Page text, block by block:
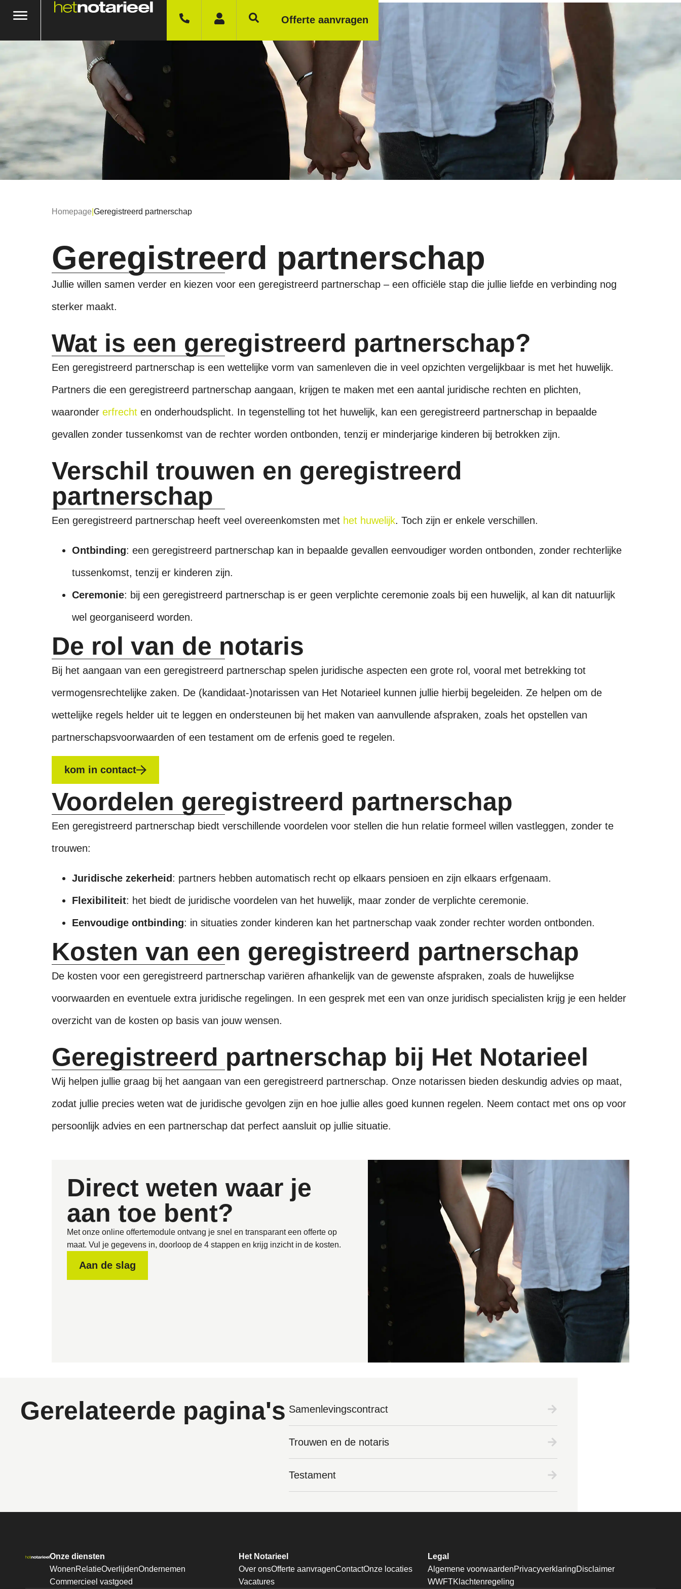
Offerte aanvragen
Homepage Geregistreerd partnerschap
Geregistreerd partnerschap
Jullie willen samen verder en kiezen voor een geregistreerd partnerschap – een officiële stap die jullie liefde en verbinding nog
sterker maakt.
Wat is een geregistreerd partnerschap?
Een geregistreerd partnerschap is een wettelijke vorm van samenleven die in veel opzichten vergelijkbaar is met het huwelijk.
Partners die een geregistreerd partnerschap aangaan, krijgen te maken met een aantal juridische rechten en plichten,
waaronder erfrecht en onderhoudsplicht. In tegenstelling tot het huwelijk, kan een geregistreerd partnerschap in bepaalde
gevallen zonder tussenkomst van de rechter worden ontbonden, tenzij er minderjarige kinderen bij betrokken zijn.
Verschil trouwen en geregistreerd
partnerschap
Een geregistreerd partnerschap heeft veel overeenkomsten met het huwelijk. Toch zijn er enkele verschillen.
Ontbinding: een geregistreerd partnerschap kan in bepaalde gevallen eenvoudiger worden ontbonden, zonder rechterlijke
tussenkomst, tenzij er kinderen zijn.
Ceremonie: bij een geregistreerd partnerschap is er geen verplichte ceremonie zoals bij een huwelijk, al kan dit natuurlijk
wel georganiseerd worden.
De rol van de notaris
Bij het aangaan van een geregistreerd partnerschap spelen juridische aspecten een grote rol, vooral met betrekking tot
vermogensrechtelijke zaken. De (kandidaat-)notarissen van Het Notarieel kunnen jullie hierbij begeleiden. Ze helpen om de
wettelijke regels helder uit te leggen en ondersteunen bij het maken van aanvullende afspraken, zoals het opstellen van
partnerschapsvoorwaarden of een testament om de erfenis goed te regelen.
kom in contact
Voordelen geregistreerd partnerschap
Een geregistreerd partnerschap biedt verschillende voordelen voor stellen die hun relatie formeel willen vastleggen, zonder te
trouwen:
Juridische zekerheid : partners hebben automatisch recht op elkaars pensioen en zijn elkaars erfgenaam.
Flexibiliteit: het biedt de juridische voordelen van het huwelijk, maar zonder de verplichte ceremonie.
Eenvoudige ontbinding: in situaties zonder kinderen kan het partnerschap vaak zonder rechter worden ontbonden.
Kosten van een geregistreerd partnerschap
De kosten voor een geregistreerd partnerschap variëren afhankelijk van de gewenste afspraken, zoals de huwelijkse
voorwaarden en eventuele extra juridische regelingen. In een gesprek met een van onze juridisch specialisten krijg je een helder
overzicht van de kosten op basis van jouw wensen.
Geregistreerd partnerschap bij Het Notarieel
Wij helpen jullie graag bij het aangaan van een geregistreerd partnerschap. Onze notarissen bieden deskundig advies op maat,
zodat jullie precies weten wat de juridische gevolgen zijn en hoe jullie alles goed kunnen regelen. Neem contact met ons op voor
persoonlijk advies en een partnerschap dat perfect aansluit op jullie situatie.
Direct weten waar je
aan toe bent?
Met onze online offertemodule ontvang je snel en transparant een offerte op
maat. Vul je gegevens in, doorloop de 4 stappen en krijg inzicht in de kosten.
Aan de slag
Gerelateerde pagina's Samenlevingscontract
Trouwen en de notaris
Testament
Onze diensten
WonenRelatieOverlijdenOndernemen
Commercieel vastgoed
Het Notarieel
Over onsOfferte aanvragenContactOnze locaties
Vacatures
Legal
Algemene voorwaardenPrivacyverklaringDisclaimer
WWFTKlachtenregeling